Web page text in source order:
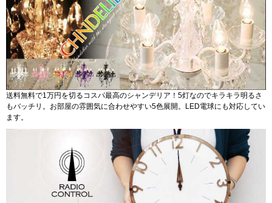
送料無料で1万円を切るコスパ最高のシャンデリア！5灯なのでキラキラ明るさ
もバッチリ。お部屋の雰囲気に合わせやすい5色展開。LED電球にも対応してい
ます。